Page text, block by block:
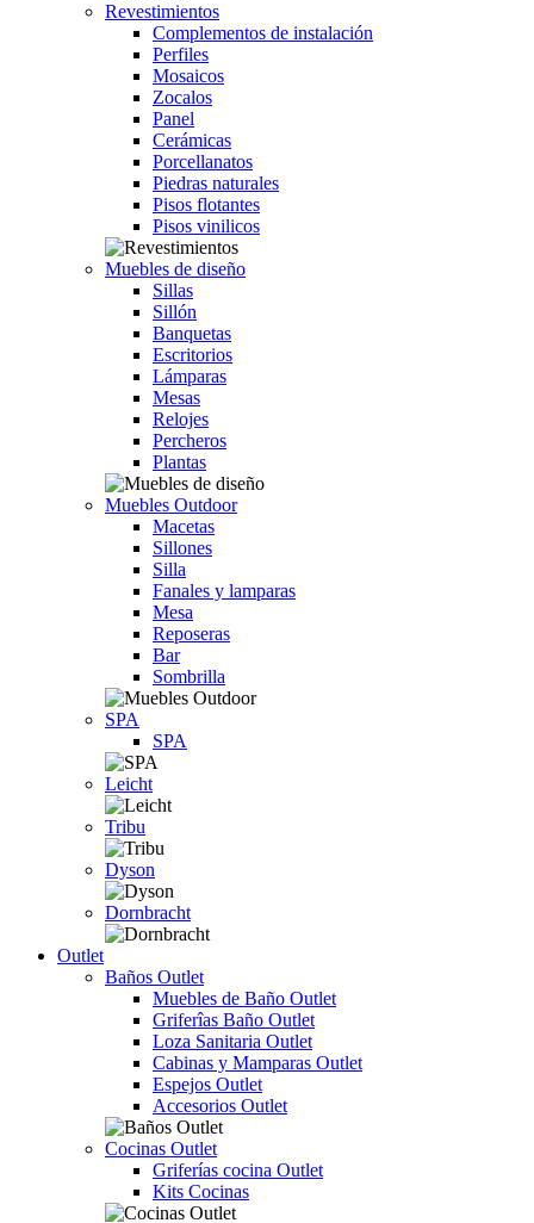
Revestimientos
Complementos de instalación
Perfiles
Mosaicos
Zocalos
Panel
Cerámicas
Porcellanatos
Piedras naturales
Pisos flotantes
Pisos vinilicos
Muebles de diseño
Sillas
Sillón
Banquetas
Escritorios
Lámparas
Mesas
Relojes
Percheros
Plantas
Muebles Outdoor
Macetas
Sillones
Silla
Fanales y lamparas
Mesa
Reposeras
Bar
Sombrilla
SPA
SPA
Leicht
Tribu
Dyson
Dornbracht
Outlet
Baños Outlet
Muebles de Baño Outlet
Griferîas Baño Outlet
Loza Sanitaria Outlet
Cabinas y Mamparas Outlet
Espejos Outlet
Accesorios Outlet
Cocinas Outlet
Griferías cocina Outlet
Kits Cocinas